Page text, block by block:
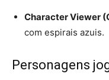
Character Viewer
com espirais azuis.
Personagens